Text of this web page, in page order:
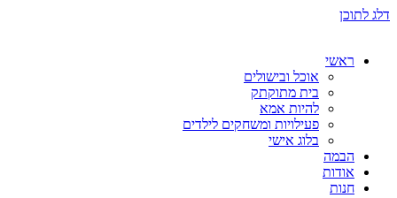
דלג לתוכן
ראשי
אוכל ובישולים
בית מתוקתק
להיות אמא
פעילויות ומשחקים לילדים
בלוג אישי
הבמה
אודות
חנות